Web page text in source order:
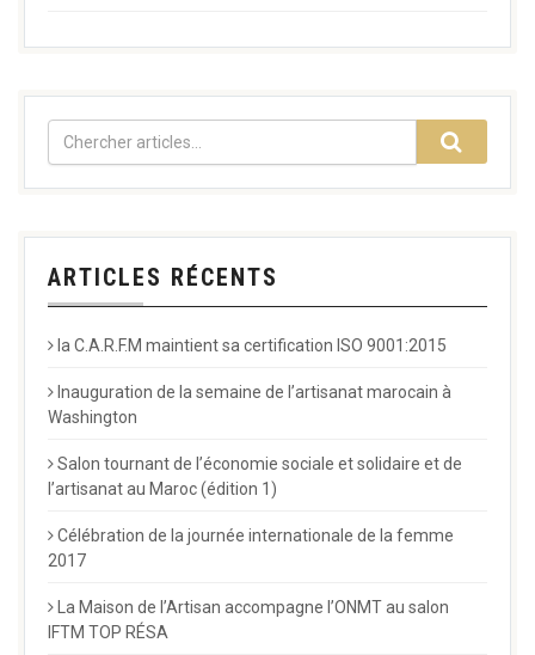
ARTICLES RÉCENTS
la C.A.R.F.M maintient sa certification ISO 9001:2015
Inauguration de la semaine de l’artisanat marocain à
Washington
Salon tournant de l’économie sociale et solidaire et de
l’artisanat au Maroc (édition 1)
Célébration de la journée internationale de la femme
2017
La Maison de l’Artisan accompagne l’ONMT au salon
IFTM TOP RÉSA